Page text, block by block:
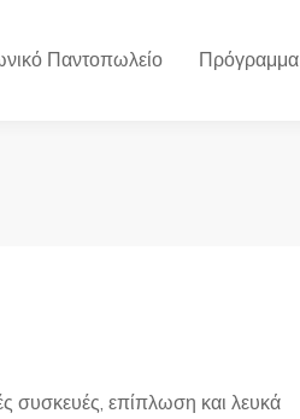
Παντοπωλείο Πρόγραμμα
συσκευές, επίπλωση και λευκά